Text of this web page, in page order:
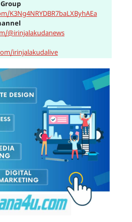
K3Ng4NRYDBR7baLXByhAEa
@irinjalakudanews
irinjalakudalive